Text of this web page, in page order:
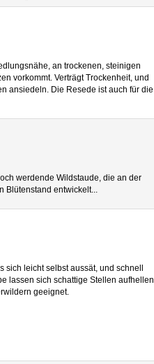
an trockenen, steinigen
vorkommt. Verträgt Trockenheit, und
ansiedeln. Die Resede ist auch für die
werdende Wildstaude, die an der
Blütenstand entwickelt...
leicht selbst aussät, und schnell
lassen sich schattige Stellen aufhellen
geeignet.